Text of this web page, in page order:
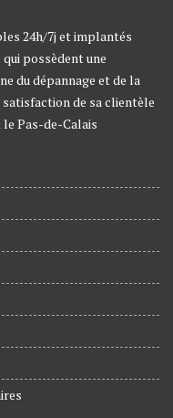
24h/7j et implantés
possèdent une
du dépannage et de la
satisfaction de sa clientèle
Pas-de-Calais